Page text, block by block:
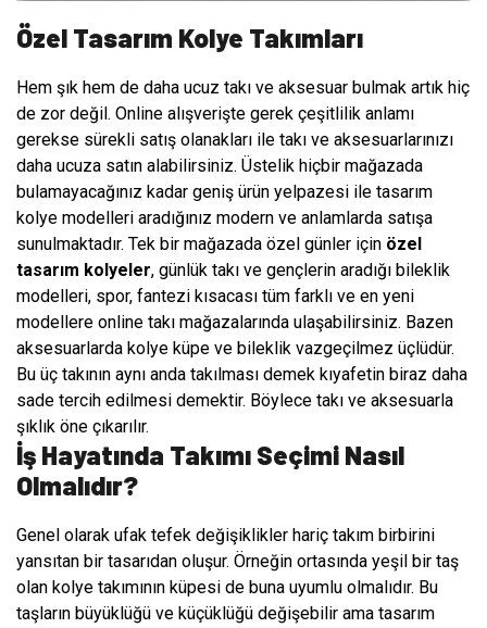
Özel Tasarım Kolye Takımları
Hem şık hem de daha ucuz takı ve aksesuar bulmak artık hiç
de zor değil. Online alışverişte gerek çeşitlilik anlamı
gerekse sürekli satış olanakları ile takı ve aksesuarlarınızı
daha ucuza satın alabilirsiniz. Üstelik hiçbir mağazada
bulamayacağınız kadar geniş ürün yelpazesi ile tasarım
kolye modelleri aradığınız modern ve anlamlarda satışa
sunulmaktadır. Tek bir mağazada özel günler için özel
tasarım kolyeler, günlük takı ve gençlerin aradığı bileklik
modelleri, spor, fantezi kısacası tüm farklı ve en yeni
modellere online takı mağazalarında ulaşabilirsiniz. Bazen
aksesuarlarda kolye küpe ve bileklik vazgeçilmez üçlüdür.
Bu üç takının aynı anda takılması demek kıyafetin biraz daha
sade tercih edilmesi demektir. Böylece takı ve aksesuarla
şıklık öne çıkarılır.
İş Hayatında Takımı Seçimi Nasıl
Olmalıdır?
Genel olarak ufak tefek değişiklikler hariç takım birbirini
yansıtan bir tasarıdan oluşur. Örneğin ortasında yeşil bir taş
olan kolye takımının küpesi de buna uyumlu olmalıdır. Bu
taşların büyüklüğü ve küçüklüğü değişebilir ama tasarım